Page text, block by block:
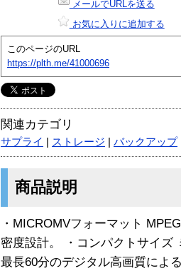
メールでURLを送る
お気に入りに追加する
このページのURL
https://plth.me/41000696
関連カテゴリ
サプライ ストレージ バックアップ
商品説明
・MICROMVフォーマット
密度設計。 ・コンパクトサイズ
最長60分のデジタル高画質によ